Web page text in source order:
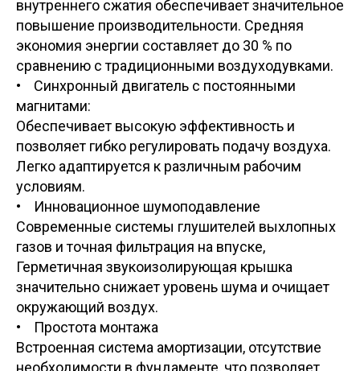
внутреннего сжатия обеспечивает значительное
повышение производительности. Средняя
экономия энергии составляет до 30 % по
сравнению с традиционными воздуходувками.
• Синхронный двигатель с постоянными
магнитами:
Обеспечивает высокую эффективность и
позволяет гибко регулировать подачу воздуха.
Легко адаптируется к различным рабочим
условиям.
• Инновационное шумоподавление
Современные системы глушителей выхлопных
газов и точная фильтрация на впуске,
Герметичная звукоизолирующая крышка
значительно снижает уровень шума и очищает
окружающий воздух.
• Простота монтажа
Встроенная система амортизации, отсутствие
необходимости в фундаменте, что позволяет